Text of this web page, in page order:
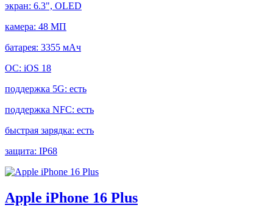
экран: 6.3", OLED
камера: 48 МП
батарея: 3355 мАч
ОС: iOS 18
поддержка 5G: есть
поддержка NFC: есть
быстрая зарядка: есть
защита: IP68
Apple iPhone 16 Plus